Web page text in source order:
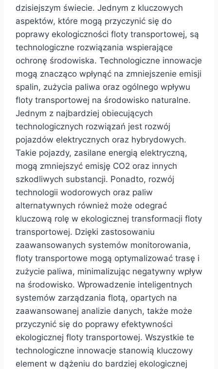
dzisiejszym świecie. Jednym z kluczowych
aspektów, które mogą przyczynić się do
poprawy ekologiczności floty transportowej, są
technologiczne rozwiązania wspierające
ochronę środowiska. Technologiczne innowacje
mogą znacząco wpłynąć na zmniejszenie emisji
spalin, zużycia paliwa oraz ogólnego wpływu
floty transportowej na środowisko naturalne.
Jednym z najbardziej obiecujących
technologicznych rozwiązań jest rozwój
pojazdów elektrycznych oraz hybrydowych.
Takie pojazdy, zasilane energią elektryczną,
mogą zmniejszyć emisję CO2 oraz innych
szkodliwych substancji. Ponadto, rozwój
technologii wodorowych oraz paliw
alternatywnych również może odegrać
kluczową rolę w ekologicznej transformacji floty
transportowej. Dzięki zastosowaniu
zaawansowanych systemów monitorowania,
floty transportowe mogą optymalizować trasę i
zużycie paliwa, minimalizując negatywny wpływ
na środowisko. Wprowadzenie inteligentnych
systemów zarządzania flotą, opartych na
zaawansowanej analizie danych, także może
przyczynić się do poprawy efektywności
ekologicznej floty transportowej. Wszystkie te
technologiczne innowacje stanowią kluczowy
element w dążeniu do bardziej ekologicznej